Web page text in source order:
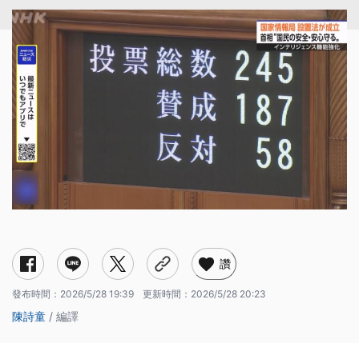
讚
發布時間： 2026/5/28 19:39 更新時間： 2026/5/28 20:23
陳詩童 / 編譯